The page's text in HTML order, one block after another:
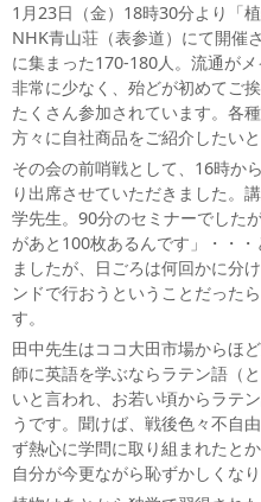
1月23日（金）18時30分より「
NHK青山荘（表参道）にて開催
に集まった170-180人。流通が
非常に少なく、殆どが初めてご
たくさん参加されています。各
方々に自社商品をご紹介したい
その会の前哨戦として、16時か
り出席させていただきました。
学先生。90分のセミナーでした
があと100枚あるんです」・・
ましたが、日ごろは何回かに分
ンドで行おうということだった
す。
田中先生はココ大田市場からほ
師に英語を学ぶならラテン語（
いと言われ、お若い頃からラテ
うです。聞けば、戦後色々不自
ず熱心に学問に取り組まれたと
自分が今更ながら恥ずかしくなり